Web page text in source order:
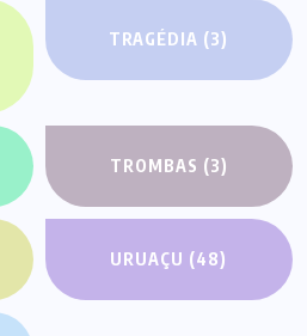
TRAGÉDIA (3)
TROMBAS (3)
URUAÇU (48)